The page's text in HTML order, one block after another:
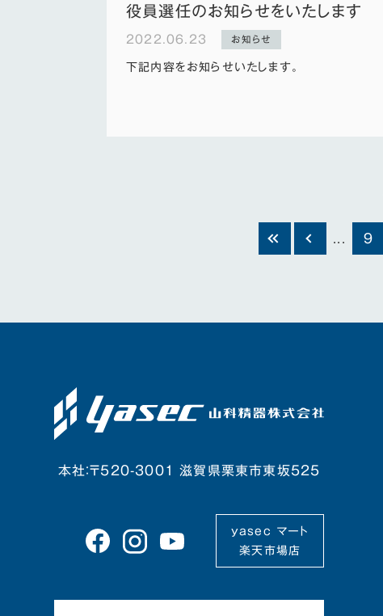
役員選任のお知らせをいたします
2022.06.23 お知らせ
下記内容をお知らせいたします。
... 9
本社：〒520-3001 滋賀県栗東市東坂525
yasec マート
楽天市場店